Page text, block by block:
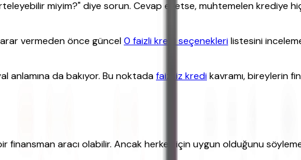
miyim?" diye sorun. Cevap evetse, muhtemelen krediye
vermeden önce güncel0 faizli kredi seçeneklerilistesini
anlamına da bakıyor. Bu noktadafaizsiz kredikavramı, bireylerin
finansman aracı olabilir. Ancak herkes için uygun olduğunu